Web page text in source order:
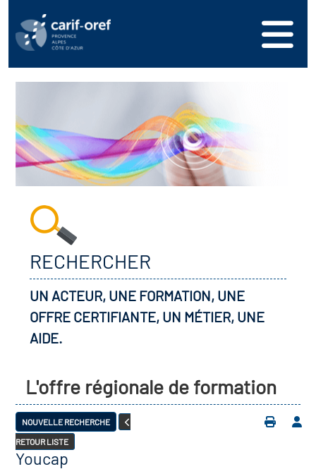
RECHERCHER
UN ACTEUR, UNE FORMATION, UNE
OFFRE CERTIFIANTE, UN MÉTIER, UNE
AIDE.
L'offre régionale de formation
NOUVELLE RECHERCHE
RETOUR LISTE
Youcap